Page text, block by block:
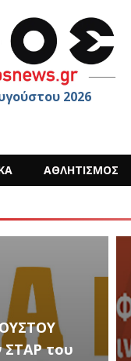
2026
ΑΘΛΗΤΙΣΜΟΣ